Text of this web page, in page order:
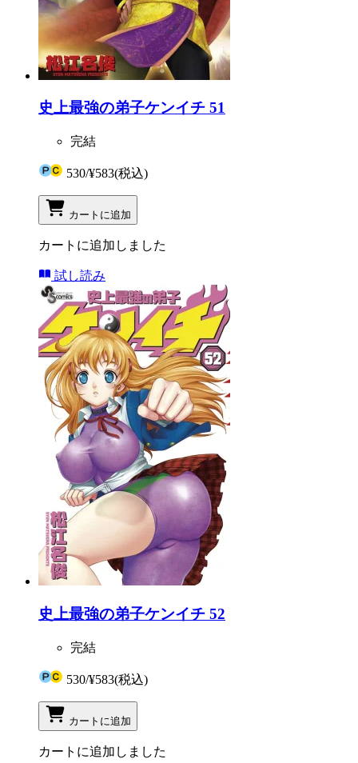
史上最強の弟子ケンイチ 51
完結
530/¥583(税込)
カートに追加
カートに追加しました
試し読み
史上最強の弟子ケンイチ 52
完結
530/¥583(税込)
カートに追加
カートに追加しました